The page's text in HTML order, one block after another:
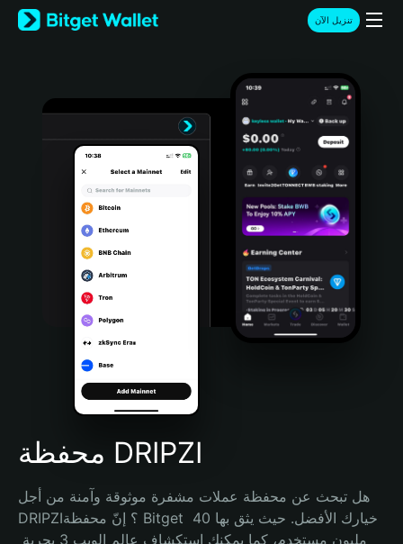
English
日本語
Türkçe
Português (Portugal)
Bahasa Indonesia
Português (Brasil)
Español (Argentina)
تنزيل الآن
محفظة DRIPZI
هل تبحث عن محفظة عملات مشفرة موثوقة وآمنة من أجل
DRIPZI؟ إنّ محفظة Bitget خيارك الأفضل. حيث يثق بها 40